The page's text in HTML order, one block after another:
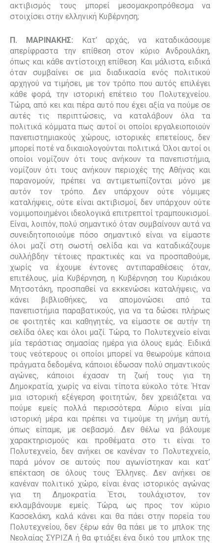
ακτιβισμός τους μπορεί μεσομακροπρόθεσμα να
στοιχίσει στην ελληνική Κυβέρνηση;
Π. ΜΑΡΙΝΑΚΗΣ: Κατ’ αρχάς, να καταδικάσουμε
απερίφραστα την επίθεση στον κύριο Ανδρουλάκη,
όπως και κάθε αντίστοιχη επίθεση. Και μάλιστα, ειδικά
όταν συμβαίνει σε μια διαδικασία ενός πολιτικού
αρχηγού να τιμήσει, με τον τρόπο που αυτός επιλέγει
κάθε φορά, την ιστορική επέτειο του Πολυτεχνείου.
Τώρα, από κει και πέρα αυτό που έχει αξία να πούμε σε
αυτές τις περιπτώσεις, να καταλάβουν όλα τα
πολιτικά κόμματα πως αυτοί οι οποίοι εργαλειοποιούν
πανεπιστημιακούς χώρους, ιστορικές επετείους, δεν
μπορεί ποτέ να δικαιολογούνται πολιτικά. Όλοι αυτοί οι
οποίοι νομίζουν ότι τους ανήκουν τα πανεπιστήμια,
νομίζουν ότι τους ανήκουν περιοχές της Αθήνας και
παρανομούν, πρέπει να αντιμετωπίζονται μόνο με
αυτόν τον τρόπο. Δεν υπάρχουν ούτε νόμιμες
καταλήψεις, ούτε είναι ακτιβισμοί, δεν υπάρχουν ούτε
νομιμοποιημένοι ιδεολογικά επιτρεπτοί τραμπουκισμοί.
Είναι, λοιπόν, πολύ σημαντικό όταν συμβαίνουν αυτά να
συνειδητοποιούμε πόσο σημαντικό είναι να είμαστε
όλοι μαζί στη σωστή σελίδα και να καταδικάζουμε
συλλήβδην τέτοιες πρακτικές και να προσπαθούμε,
χωρίς να έχουμε έντονες αντιπαραθέσεις όταν,
επιτέλους, μία Κυβέρνηση, η Κυβέρνηση του Κυριάκου
Μητσοτάκη, προσπαθεί να εκκενώσει καταλήψεις, να
κάνει βιβλιοθήκες, να απομονώσει από τα
πανεπιστήμια παραβατικούς, για να τα δώσει πλήρως
σε φοιτητές και καθηγητές, να είμαστε σε αυτήν τη
σελίδα όλες και όλοι μαζί. Τώρα, το Πολυτεχνείο είναι
μία τεράστιας σημασίας ημέρα για όλους εμάς. Ειδικά
τους νεότερους οι οποίοι μπορεί να θεωρούμε κάποια
πράγματα δεδομένα, κάποιοι έδωσαν πολύ σημαντικούς
αγώνες, κάποιοι έχασαν τη ζωή τους για τη
Δημοκρατία, χωρίς να είναι τίποτα εύκολο τότε. Ήταν
μια ιστορική εξέγερση φοιτητών, δεν χρειάζεται να
πούμε εμείς πολλά περισσότερα. Αύριο είναι μία
ιστορική μέρα και πρέπει να τιμούμε τη μνήμη αυτή,
όπως είπαμε, με σεβασμό. Δεν θέλω να βάλουμε
χαρακτηρισμούς και προθέματα στο τι είναι το
Πολυτεχνείο, δεν ανήκει σε κανέναν το Πολυτεχνείο,
παρά μόνον σε αυτούς που αγωνίστηκαν και κατ’
επέκταση σε όλους τους Έλληνες. Δεν ανήκει σε
κανέναν πολιτικό χώρο, είναι ένας ιστορικός αγώνας
για τη Δημοκρατία. Έτσι, τουλάχιστον, τον
εκλαμβάνουμε εμείς. Τώρα, ως προς τον κύριο
Κασσελάκη, καλά κάνει και θα πάει στην πορεία του
Πολυτεχνείου, δεν ξέρω εάν θα πάει με το μπλοκ της
Νεολαίας ΣΥΡΙΖΑ ή θα φτιάξει ένα δικό του μπλοκ της